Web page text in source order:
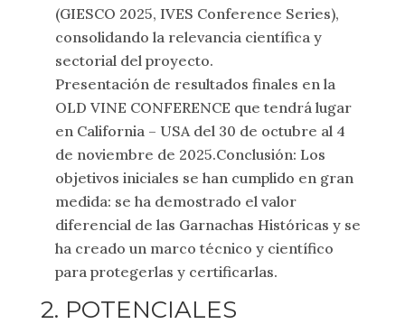
(GIESCO 2025, IVES Conference Series),
consolidando la relevancia científica y
sectorial del proyecto.
Presentación de resultados finales en la
OLD VINE CONFERENCE que tendrá lugar
en California – USA del 30 de octubre al 4
de noviembre de 2025.Conclusión: Los
objetivos iniciales se han cumplido en gran
medida: se ha demostrado el valor
diferencial de las Garnachas Históricas y se
ha creado un marco técnico y científico
para protegerlas y certificarlas.
2. POTENCIALES